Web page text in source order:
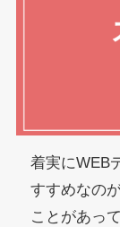
着実にWEB
すすめなの
ことがあっ